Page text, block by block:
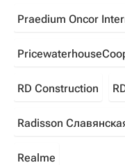
Praedium Oncor
RD Construction
Radisson
Realme